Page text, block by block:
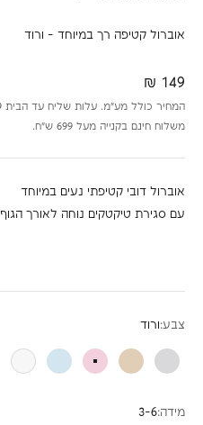
אוברול קטיפה רך במיוחד - ורוד
מחיר מבצע
149 ₪
המחיר כולל מע״מ. עלות שליח עד הבית 29 ש״ח בלבד!
משלוח חינם בקנייה מעל 699 ש״ח.
אוברול דובי קטיפתי נעים במיוחד
עם סגירת טיקטקים נוחה לאורך הגוף
צבע:ורוד
אפור בז' ורוד כחול לבן
מידה:3-6